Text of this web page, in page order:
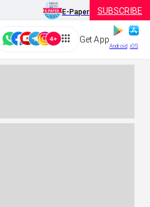
E-Paper SUBSCRIBE
Get App
Android iOS